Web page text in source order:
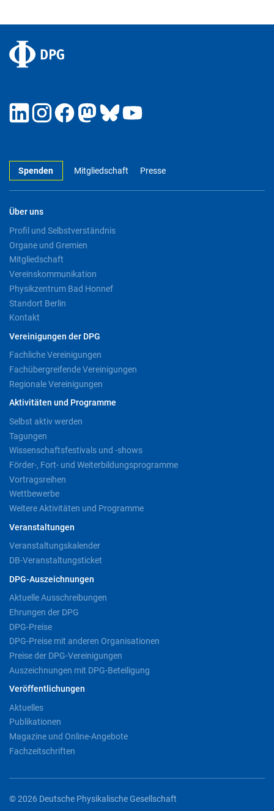
Spenden Mitgliedschaft Presse
Über uns
Profil und Selbstverständnis
Organe und Gremien
Mitgliedschaft
Vereinskommunikation
Physikzentrum Bad Honnef
Standort Berlin
Kontakt
Vereinigungen der DPG
Fachliche Vereinigungen
Fachübergreifende Vereinigungen
Regionale Vereinigungen
Aktivitäten und Programme
Selbst aktiv werden
Tagungen
Wissenschaftsfestivals und -shows
Förder-, Fort- und Weiterbildungsprogramme
Vortragsreihen
Wettbewerbe
Weitere Aktivitäten und Programme
Veranstaltungen
Veranstaltungskalender
DB-Veranstaltungsticket
DPG-Auszeichnungen
Aktuelle Ausschreibungen
Ehrungen der DPG
DPG-Preise
DPG-Preise mit anderen Organisationen
Preise der DPG-Vereinigungen
Auszeichnungen mit DPG-Beteiligung
Veröffentlichungen
Aktuelles
Publikationen
Magazine und Online-Angebote
Fachzeitschriften
© 2026 Deutsche Physikalische Gesellschaft